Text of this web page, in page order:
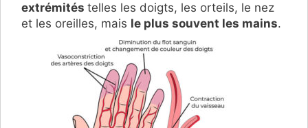
extrémités telles les doigts, les orteils, le nez
et les oreilles, mais le plus souvent les mains.